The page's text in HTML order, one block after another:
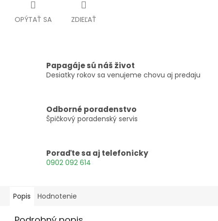
OPÝTAŤ SA ZDIEĽAŤ
Papagáje sú náš život
Desiatky rokov sa venujeme chovu aj predaju
Odborné poradenstvo
Špičkový poradenský servis
Poraďte sa aj telefonicky
0902 092 614
Popis Hodnotenie